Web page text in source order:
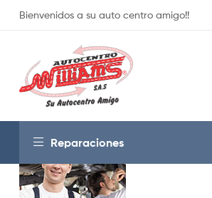
Bienvenidos a su auto centro amigo!!
Reparaciones